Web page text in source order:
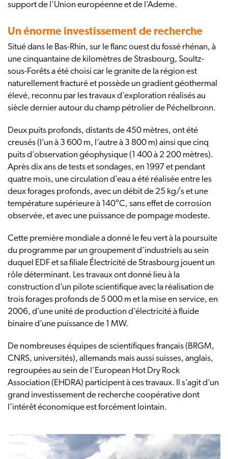
support de l’Union européenne et de l’Ademe.
Un énorme investissement de recherche
Situé dans le Bas-Rhin, sur le flanc ouest du fossé rhénan, à
une cinquantaine de kilomètres de Strasbourg, Soultz-
sous-Forêts a été choisi car le granite de la région est
naturellement fracturé et possède un gradient géothermal
élevé, reconnu par les travaux d’exploration réalisés au
siècle dernier autour du champ pétrolier de Péchelbronn.
Deux puits profonds, distants de 450 mètres, ont été
creusés (l’un à 3 600 m, l’autre à 3 800 m) ainsi que cinq
puits d’observation géophysique (1 400 à 2 200 mètres).
Après dix ans de tests et sondages, en 1997 et pendant
quatre mois, une circulation d’eau a été réalisée entre les
deux forages profonds, avec un débit de 25 kg/s et une
température supérieure à 140°C, sans effet de corrosion
observée, et avec une puissance de pompage modeste.
Cette première mondiale a donné le feu vert à la poursuite
du programme par un groupement d’industriels au sein
duquel EDF et sa filiale Électricité de Strasbourg jouent un
rôle déterminant. Les travaux ont donné lieu à la
construction d’un pilote scientifique avec la réalisation de
trois forages profonds de 5 000 m et la mise en service, en
2006, d’une unité de production d’électricité à fluide
binaire d’une puissance de 1 MW.
De nombreuses équipes de scientifiques français (BRGM,
CNRS, universités), allemands mais aussi suisses, anglais,
regroupées au sein de l’European Hot Dry Rock
Association (EHDRA) participent à ces travaux. Il s’agit d’un
grand investissement de recherche coopérative dont
l’intérêt économique est forcément lointain.